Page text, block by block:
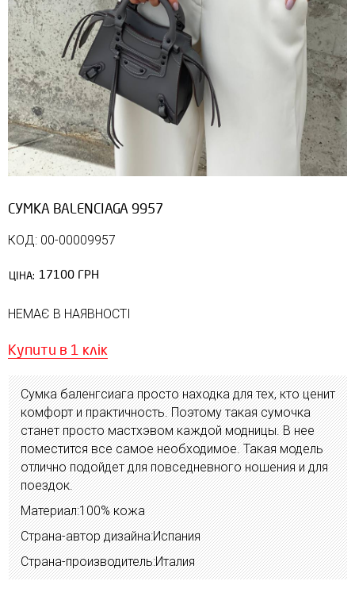
CУМКА ВALENCIAGA 9957
КОД: 00-00009957
ЦІНА: 17100 ГРН
НЕМАЄ В НАЯВНОСТІ
Купити в 1 клік
Сумка баленгсиага просто находка для тех, кто ценит
комфорт и практичность. Поэтому такая сумочка
станет просто мастхэвом каждой модницы. В нее
поместится все самое необходимое. Такая модель
отлично подойдет для повседневного ношения и для
поездок.
Материал:100% кожа
Страна-автор дизайна:Испания
Страна-производитель:Италия